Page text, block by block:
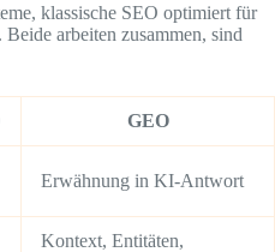
klassische SEO optimiert für
arbeiten zusammen, sind
GEO
Erwähnung in KI-Antwort
Kontext, Entitäten,